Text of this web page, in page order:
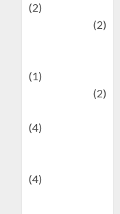
(2)
(2)
(1)
(2)
(4)
(4)